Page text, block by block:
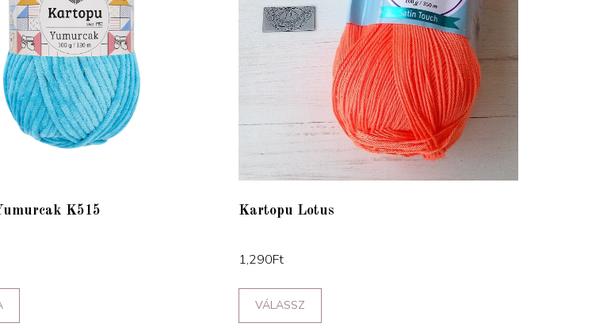
K515 Kartopu Lotus
1,290Ft
VÁLASSZ